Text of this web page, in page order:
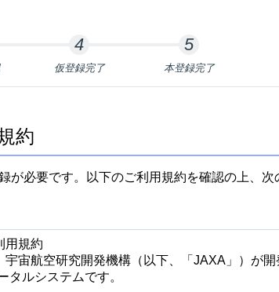
仮登録完了 本登録完了
約
が必要です。以下のご利用規約を確認の上、次
用規約
宙航空研究開発機構（以下、「JAXA」）が開
ルシステムです。